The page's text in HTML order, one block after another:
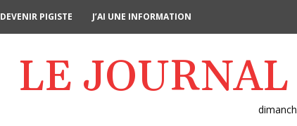
DEVENIR PIGISTE J’AI UNE INFORMATION
LE